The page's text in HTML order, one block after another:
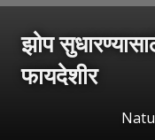
झोप
फायदेशीर